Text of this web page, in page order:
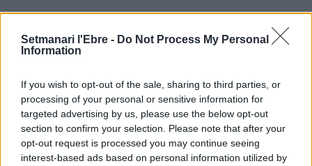
Setmanari l'Ebre - Do Not Process My Personal
Information
If you wish to opt-out of the sale, sharing to third parties, or
processing of your personal or sensitive information for
targeted advertising by us, please use the below opt-out
section to confirm your selection. Please note that after your
opt-out request is processed you may continue seeing
interest-based ads based on personal information utilized by
Comentari: